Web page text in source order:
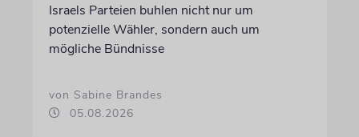
Israels Parteien buhlen nicht nur um
potenzielle Wähler, sondern auch um
mögliche Bündnisse
von Sabine Brandes
05.08.2026